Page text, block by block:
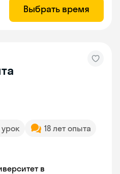
Выбрать время
урок
18 лет опыта
в